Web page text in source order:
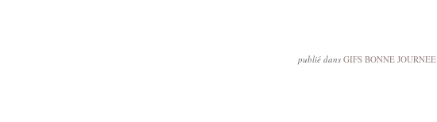
publié dans GIFS BONNE JOURNEE